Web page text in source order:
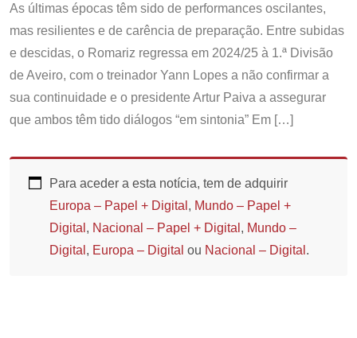
As últimas épocas têm sido de performances oscilantes,
mas resilientes e de carência de preparação. Entre subidas
e descidas, o Romariz regressa em 2024/25 à 1.ª Divisão
de Aveiro, com o treinador Yann Lopes a não confirmar a
sua continuidade e o presidente Artur Paiva a assegurar
que ambos têm tido diálogos “em sintonia” Em […]
Para aceder a esta notícia, tem de adquirir
Europa – Papel + Digital , Mundo – Papel +
Digital , Nacional – Papel + Digital , Mundo –
Digital , Europa – Digital ou Nacional – Digital .